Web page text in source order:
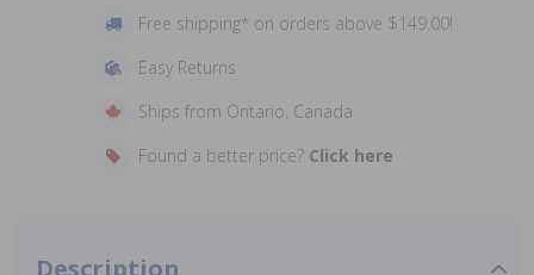
Free shipping* on orders above $149.00!
Easy Returns
Ships from Ontario, Canada
Found a better price? Click here
Description